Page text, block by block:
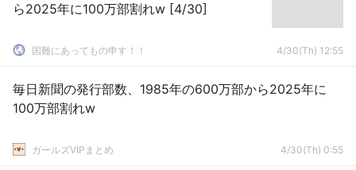
ら2025年に100万部割れw [4/30]
国難にあってもの申す！！ 4/30(Th) 12:55
毎日新聞の発行部数、1985年の600万部から2025年に
100万部割れw
ガールズVIPまとめ 4/30(Th) 0:55